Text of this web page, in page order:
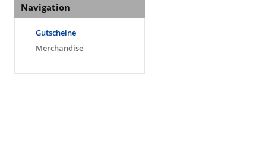
Navigation
Gutscheine
Merchandise